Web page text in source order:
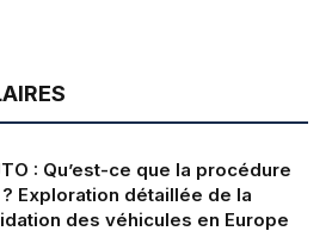
: Qu’est-ce que la procédure
? Exploration détaillée de la
des véhicules en Europe